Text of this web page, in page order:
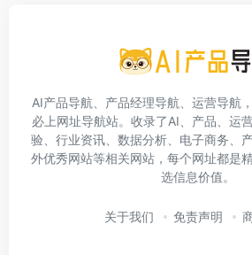
AI产品导航、产品经理导航、运营导航
必上网址导航站。收录了AI、产品、运
验、行业资讯、数据分析、电子商务、
外优秀网站等相关网站，每个网址都是
选信息价值。
关于我们 免责声明